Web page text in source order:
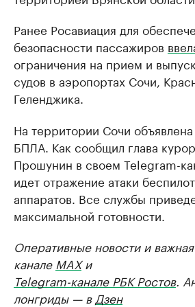
Ранее Росавиация для
безопасности пассажиров
ограничения на прием и
судов в аэропортах Сочи,
Геленджика.
На территории Сочи объявлена
БПЛА. Как сообщил глава
Прошунин в своем Telegram-
идет отражение атаки
аппаратов. Все службы
максимальной готовности.
Оперативные новости и
канале MAXи
Telegram-канале РБК Ростов.
лонгриды — в Дзен